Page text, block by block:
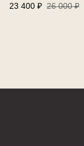
23 400 ₽ 26 000 ₽